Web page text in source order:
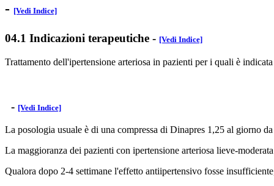
- [Vedi Indice]
04.1 Indicazioni terapeutiche - [Vedi Indice]
Trattamento dell'ipertensione arteriosa in pazienti per i quali è
- [Vedi Indice]
La posologia usuale è di una compressa di Dinapres 1,25 al giorno
La maggioranza dei pazienti con ipertensione arteriosa lieve-
Qualora dopo 2-4 settimane l'effetto antiipertensivo fosse